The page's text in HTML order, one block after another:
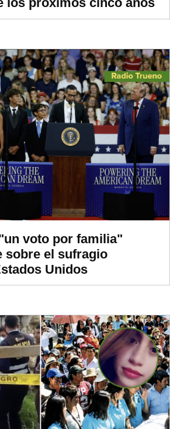
voto por familia"
sobre el sufragio
Unidos